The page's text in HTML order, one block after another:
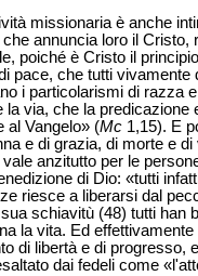
missionaria è anche
annuncia loro il Cristo,
poiché è Cristo il
pace, che tutti
i particolarismi di razza
la via, che la predicazione
al Vangelo» (Mc 1,15). E
e di grazia, di morte e
anzitutto per le
di Dio: «tutti
riesce a liberarsi dal
schiavitù (48) tutti han
la vita. Ed
di libertà e di progresso,
dai fedeli come